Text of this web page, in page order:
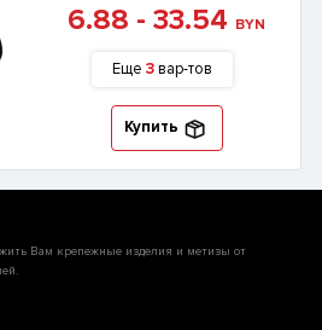
6.88 - 33.54 BYN
Еще 3вар-тов
Купить
Вам крепежные изделия и метизы от